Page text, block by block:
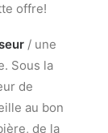
offre!
/ une
Sous la
de
au bon
de la